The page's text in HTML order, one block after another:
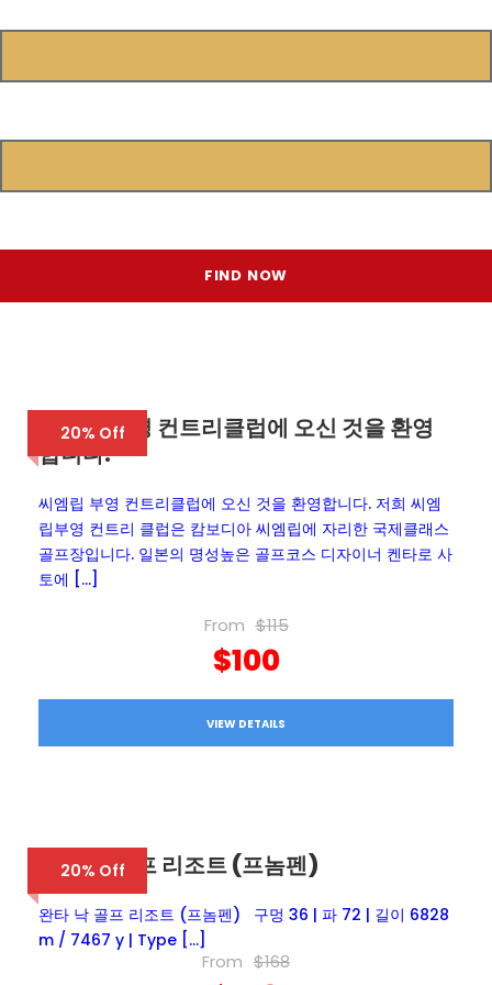
20% Off
씨엠립 부영 컨트리클럽에 오신 것을 환영
합니다.
씨엠립 부영 컨트리클럽에 오신 것을 환영합니다. 저희 씨엠
립부영 컨트리 클럽은 캄보디아 씨엠립에 자리한 국제클래스
골프장입니다. 일본의 명성높은 골프코스 디자이너 켄타로 사
토에 […]
From $115
$100
VIEW DETAILS
20% Off
완타 낙 골프 리조트 (프놈펜)
완타 낙 골프 리조트 (프놈펜) 구멍 36 | 파 72 | 길이 6828
m / 7467 y | Type […]
From $168